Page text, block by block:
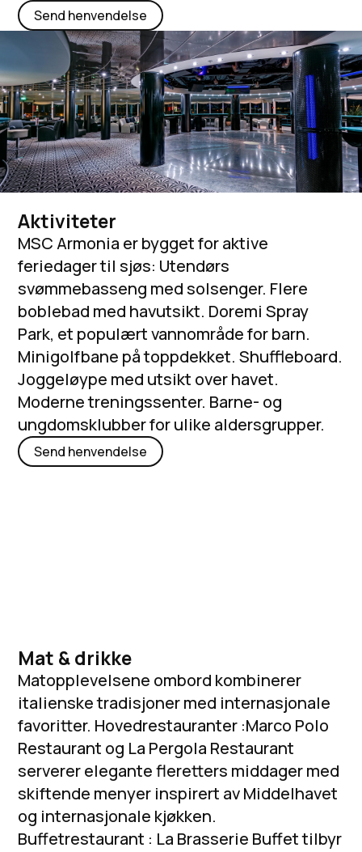
Send henvendelse
Aktiviteter
MSC Armonia er bygget for aktive
feriedager til sjøs: Utendørs
svømmebasseng med solsenger. Flere
boblebad med havutsikt. Doremi Spray
Park, et populært vannområde for barn.
Minigolfbane på toppdekket. Shuffleboard.
Joggeløype med utsikt over havet.
Moderne treningssenter. Barne- og
ungdomsklubber for ulike aldersgrupper.
Send henvendelse
Mat & drikke
Matopplevelsene ombord kombinerer
italienske tradisjoner med internasjonale
favoritter. Hovedrestauranter :Marco Polo
Restaurant og La Pergola Restaurant
serverer elegante fleretters middager med
skiftende menyer inspirert av Middelhavet
og internasjonale kjøkken.
Buffetrestaurant : La Brasserie Buffet tilbyr